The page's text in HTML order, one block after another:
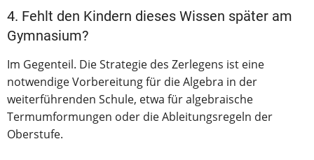
4. Fehlt den Kindern dieses Wissen später am
Gymnasium?
Im Gegenteil. Die Strategie des Zerlegens ist eine
notwendige Vorbereitung für die Algebra in der
weiterführenden Schule, etwa für algebraische
Termumformungen oder die Ableitungsregeln der
Oberstufe.